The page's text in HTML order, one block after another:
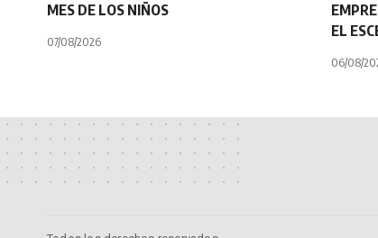
MES DE LOS NIÑOS
07/08/2026
EL
06/08/